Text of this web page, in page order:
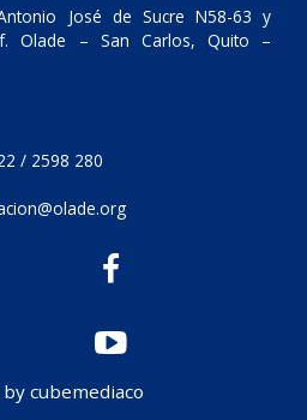
José de Sucre N58-63 y
Olade – San Carlos, Quito –
/ 2598 280
cubemediaco